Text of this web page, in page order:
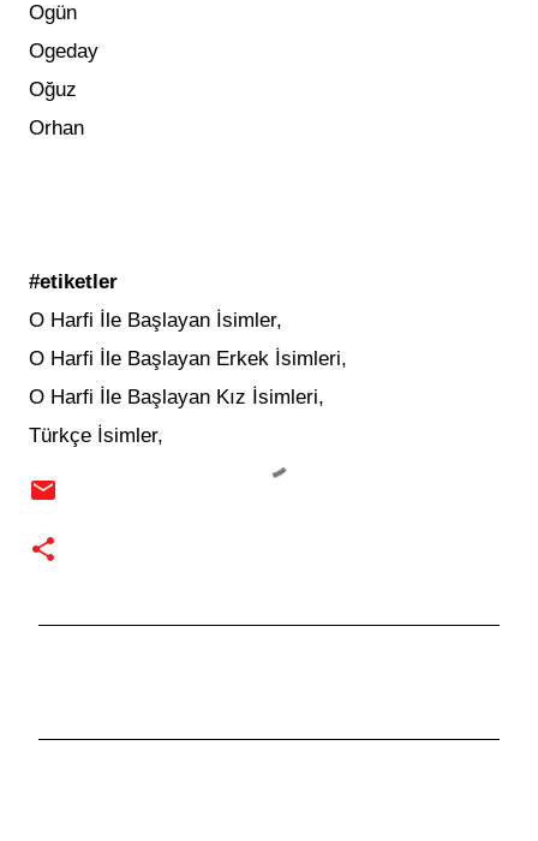
Ogün
Ogeday
Oğuz
Orhan
#etiketler
O Harfi İle Başlayan İsimler,
O Harfi İle Başlayan Erkek İsimleri,
O Harfi İle Başlayan Kız İsimleri,
Türkçe İsimler,